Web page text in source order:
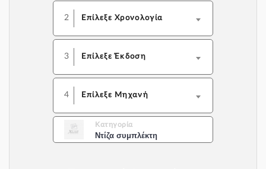
2 Επίλεξε Χρονολογία
3 Επίλεξε Έκδοση
4 Επίλεξε Μηχανή
Κατηγορία
Ντίζα συμπλέκτη